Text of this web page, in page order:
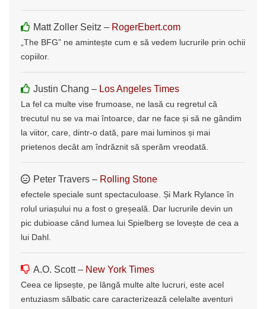
Matt Zoller Seitz – RogerEbert.com
„The BFG” ne amintește cum e să vedem lucrurile prin ochii
copiilor.
Justin Chang – Los Angeles Times
La fel ca multe vise frumoase, ne lasă cu regretul că
trecutul nu se va mai întoarce, dar ne face și să ne gândim
la viitor, care, dintr-o dată, pare mai luminos și mai
prietenos decât am îndrăznit să sperăm vreodată.
Peter Travers – Rolling Stone
efectele speciale sunt spectaculoase. Și Mark Rylance în
rolul uriașului nu a fost o greșeală. Dar lucrurile devin un
pic dubioase când lumea lui Spielberg se lovește de cea a
lui Dahl.
A.O. Scott – New York Times
Ceea ce lipsește, pe lângă multe alte lucruri, este acel
entuziasm sălbatic care caracterizează celelalte aventuri